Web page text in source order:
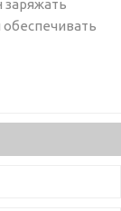
заряжать
обеспечивать